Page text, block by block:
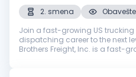
2. smena
Join a fast-growing US
dispatching career to the next
Brothers Freight, Inc. is a fast-